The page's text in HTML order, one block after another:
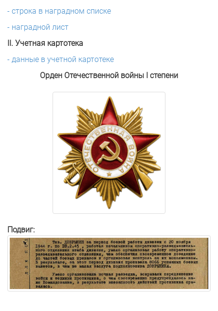
- строка в наградном списке
- наградной лист
II. Учетная картотека
- данные в учетной картотеке
Орден Отечественной войны I степени
Подвиг: